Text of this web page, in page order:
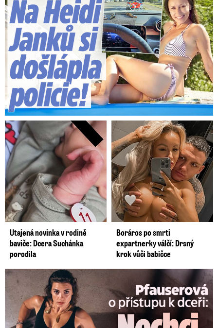
Utajená novinka v rodině
baviče: Dcera Suchánka
porodila
Boráros po smrti
expartnerky válčí: Drsný
krok vůči babičce
Pfauserová o dceři: Nechci, aby dělala stejné chyby jako já